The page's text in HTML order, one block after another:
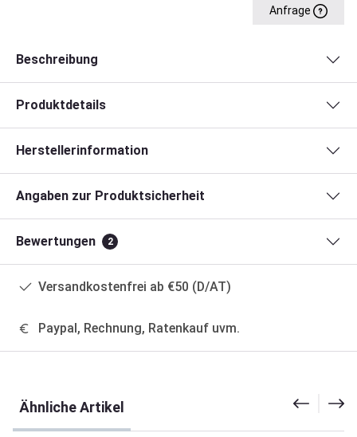
Anfrage
Beschreibung
Produktdetails
Herstellerinformation
Angaben zur Produktsicherheit
Bewertungen 2
Versandkostenfrei ab €50 (D/AT)
Paypal, Rechnung, Ratenkauf uvm.
Ähnliche Artikel